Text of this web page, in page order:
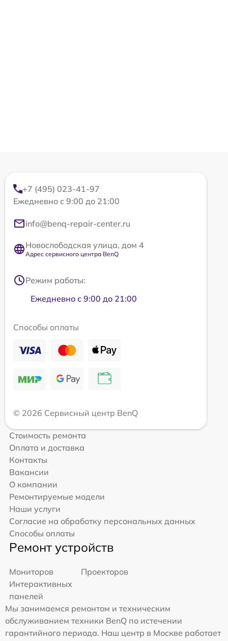
+7 (495) 023-41-97
Ежедневно с 9:00 до 21:00
info@benq-repair-center.ru
Новослободская улица, дом 4
Адрес сервисного центра BenQ
Режим работы:
Ежедневно с 9:00 до 21:00
Способы оплаты
© 2026 Сервисный центр BenQ
Стоимость ремонта
Оплата и доставка
Контакты
Вакансии
О компании
Ремонтируемые модели
Наши услуги
Согласие на обработку персональных данных
Способы оплаты
Ремонт устройств
Мониторов
Проекторов
Интерактивных
панелей
Мы занимаемся ремонтом и техническим
обслуживанием техники BenQ по истечении
гарантийного периода. Наш центр в Москве работает